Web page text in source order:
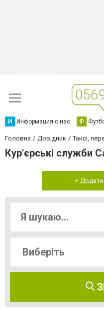
И Информация о нас Ф
Головна Довідник Таксі,
Кур'єрські служби
+ Додати